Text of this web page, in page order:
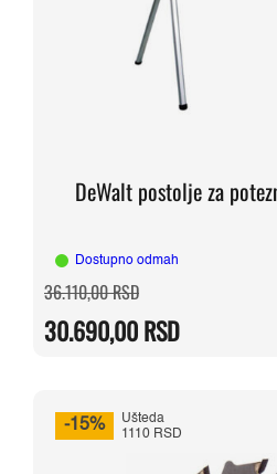
DeWalt postolje za
Dostupno odmah
36.110,00RSDOriginalna
cena
bila:
36.110,00 RSD.
30.690,00RSD
Trenutna
cena
30.690,00 RSD.
-15%
Ušteda
1110 RSD